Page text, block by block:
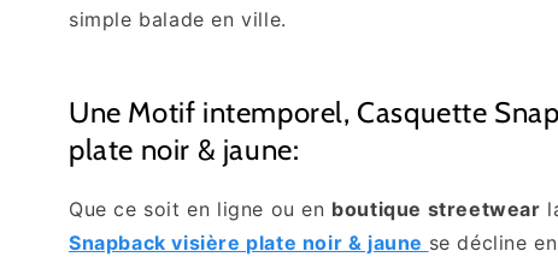
simple balade en ville.
Une Motif intemporel, Casquette
plate noir & jaune:
Que ce soit en ligne ou en boutique streetwear
Snapback visière plate noir & jaune se décline